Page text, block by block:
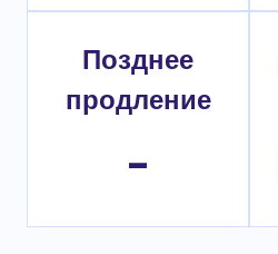
Позднее
продление
-